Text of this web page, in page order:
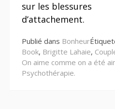
sur les blessures
d’attachement.
Publié dans Bonheur
Book, Brigitte Lahaie,
On aime comme on a été
Psychothérapie.